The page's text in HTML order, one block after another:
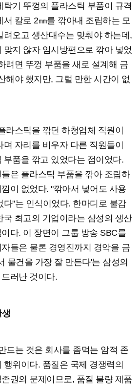
탁기 뚜껑의 플라스틱 부품이 규격
서 칼로 2㎜를 깎아내 조립하는 모
려오고 생산대수는 맞춰야 하는데,
맞지 않자 임시방편으로 깎아 넣었
려면 뚜껑 부품을 새로 설계해 금
해야 했지만, 그럴 만한 시간이 없
라스틱을 깎던 하청업체 직원이
며 자리를 비우자 다른 직원들이
부품을 깎고 있었다는 점이었다.
은 플라스틱 부품을 깎아 조립하
이 없었다. "깎아서 넣어도 사용
다"는 인식이었다. 한마디로 불감
국 최고의 기업이라는 삼성의 생산
다. 이 장면이 그룹 방송 SBC를
들은 물론 경영진까지 경악을 금
물건을 가장 잘 만든다'는 삼성의
러난 것이다.
드는 것은 회사를 좀먹는 암적 존
행위이다. 품질은 국제 경쟁력의
권의 문제이므로, 품질 불량 제품